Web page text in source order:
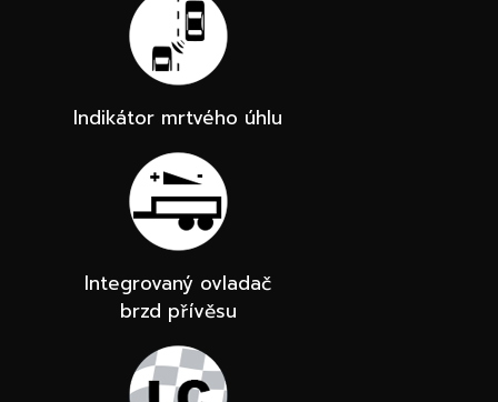
Indikátor mrtvého úhlu
Integrovaný ovladač
brzd přívěsu